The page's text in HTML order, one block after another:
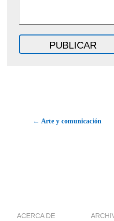
← Arte y comunicación
ACERCA DE